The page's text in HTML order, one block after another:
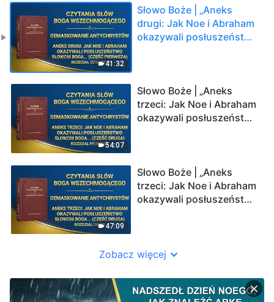
41:32
Słowo Boże | „Aneks
drugi: Jak Noe i Abraham
okazywali posłuszeństwo
(Rozdział czwarty)
54:07
Słowo Boże | „Aneks
trzeci: Jak Noe i Abraham
okazywali posłuszeństwo
(Rozdział pierwszy)
47:09
Słowo Boże | „Aneks
trzeci: Jak Noe i Abraham
okazywali posłuszeństwo
(Rozdział drugi)
Zobacz więcej